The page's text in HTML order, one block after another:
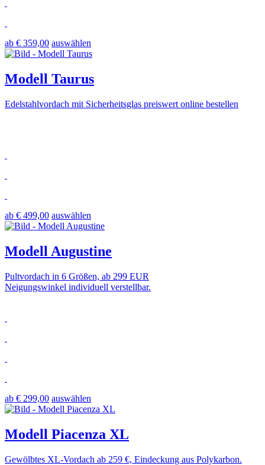
ab € 359,00 auswählen
Modell Taurus
Edelstahlvordach mit Sicherheitsglas preiswert online bestellen
ab € 499,00 auswählen
Modell Augustine
Pultvordach in 6 Größen, ab 299 EUR
Neigungswinkel individuell verstellbar.
ab € 299,00 auswählen
Modell Piacenza XL
Gewölbtes XL-Vordach ab 259 €, Eindeckung aus Polykarbon.